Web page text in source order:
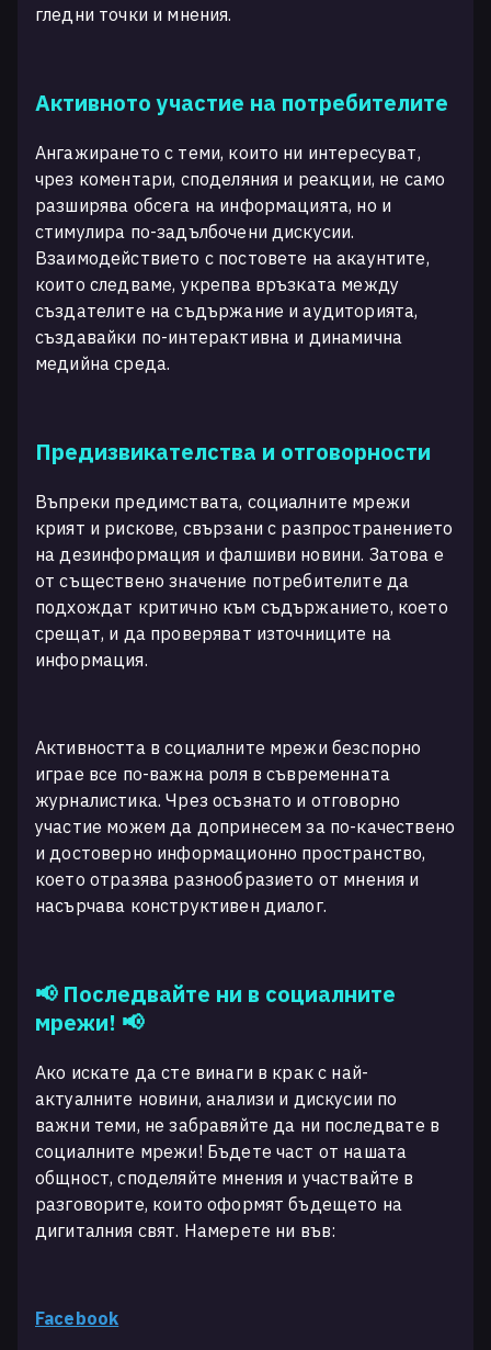
гледни точки и мнения.
Активното участие на потребителите
Ангажирането с теми, които ни интересуват,
чрез коментари, споделяния и реакции, не само
разширява обсега на информацията, но и
стимулира по-задълбочени дискусии.
Взаимодействието с постовете на акаунтите,
които следваме, укрепва връзката между
създателите на съдържание и аудиторията,
създавайки по-интерактивна и динамична
медийна среда.
Предизвикателства и отговорности
Въпреки предимствата, социалните мрежи
крият и рискове, свързани с разпространението
на дезинформация и фалшиви новини. Затова е
от съществено значение потребителите да
подхождат критично към съдържанието, което
срещат, и да проверяват източниците на
информация.
Активността в социалните мрежи безспорно
играе все по-важна роля в съвременната
журналистика. Чрез осъзнато и отговорно
участие можем да допринесем за по-качествено
и достоверно информационно пространство,
което отразява разнообразието от мнения и
насърчава конструктивен диалог.
📢 Последвайте ни в социалните
мрежи! 📢
Ако искате да сте винаги в крак с най-
актуалните новини, анализи и дискусии по
важни теми, не забравяйте да ни последвате в
социалните мрежи! Бъдете част от нашата
общност, споделяйте мнения и участвайте в
разговорите, които оформят бъдещето на
дигиталния свят. Намерете ни във:
Facebook